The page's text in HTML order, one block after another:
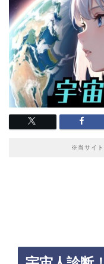
※当サイト